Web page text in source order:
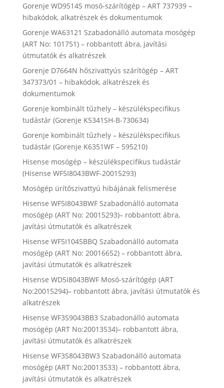
Gorenje WD9514S mosó-szárítógép – ART 737939 –
hibakódok, alkatrészek és dokumentumok
Gorenje WA63121 Szabadonálló automata mosógép
(ART No: 101751) – robbantott ábra, javítási
útmutatók és alkatrészek
Gorenje D7664N hőszivattyús szárítógép – ART
347373/01 – hibakódok, alkatrészek és
dokumentumok
Gorenje kombinált tűzhely – készülékspecifikus
tudástár (Gorenje K5341SH-B-730634)
Gorenje kombinált tűzhely – készülékspecifikus
tudástár (Gorenje K6351WF – 595210)
Hisense mosógép – készülékspecifikus tudástár
(Hisense WF5I8043BWF-20015293)
Mosógép ürítőszivattyú hibájának felismerése
Hisense WF5I8043BWF Szabadonálló automata
mosógép (ART No: 20015293)– robbantott ábra,
javítási útmutatók és alkatrészek
Hisense WF5I1045BBQ Szabadonálló automata
mosógép (ART No: 20016652) – robbantott ábra,
javítási útmutatók és alkatrészek
Hisense WD5I8043BWF Mosó-szárítógép (ART
No:20015294)– robbantott ábra, javítási útmutatók és
alkatrészek
Hisense WF3S9043BB3 Szabadonálló automata
mosógép (ART No:20013534)– robbantott ábra,
javítási útmutatók és alkatrészek
Hisense WF3S8043BW3 Szabadonálló automata
mosógép (ART No:20013533) – robbantott ábra,
javítási útmutatók és alkatrészek